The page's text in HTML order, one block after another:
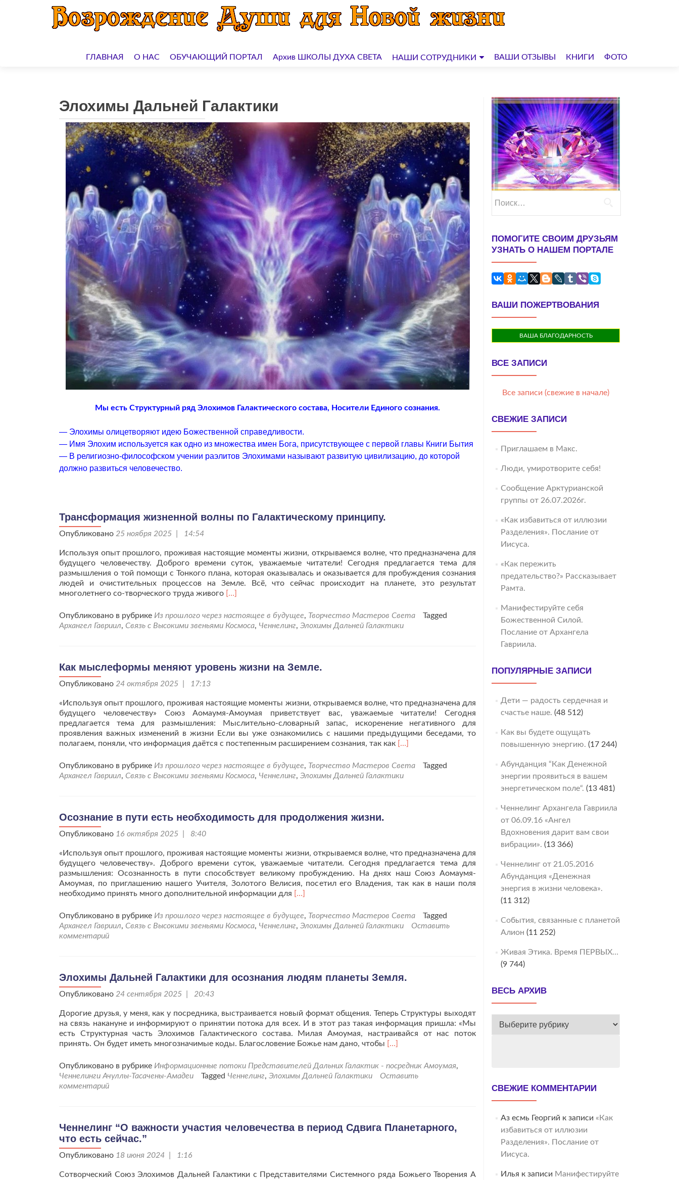
кГЛАВНАЯ О НАС ОБУЧАЮЩИЙ ПОРТАЛ Архив ШКОЛЫ ДУХА СВЕТА НАШИ СОТРУДНИКИ ВАШИ ОТЗЫВЫ КНИГИ ФОТО
Элохимы Дальней Галактики
Мы есть Структурный ряд Элохимов Галактического состава, Носители Единого сознания.
— Элохимы олицетворяют идею Божественной справедливости.
— Имя Элохим используется как одно из множества имен Бога, присутствующее с первой главы Книги Бытия
— В религиозно-философском учении раэлитов Элохимами называют развитую цивилизацию, до которой
должно развиться человечество.
Трансформация жизненной волны по Галактическому принципу.
Опубликовано 25 ноября 2025 | 14:54
Используя опыт прошлого, проживая настоящие моменты жизни, открываемся волне, что предназначена для
будущего человечеству. Доброго времени суток, уважаемые читатели! Сегодня предлагается тема для
размышления о той помощи с Тонкого плана, которая оказывалась и оказывается для пробуждения сознания
людей и очистительных процессов на Земле. Всё, что сейчас происходит на планете, это результат
многолетнего со-творческого труда живого Читать
проТрансформация
жизненной
принципу.
[…]
Опубликовано в рубрике Из прошлого через настоящее в будущее, Творчество Мастеров Света
Tagged
Архангел Гавриил, Связь с Высокими звеньями Космоса, Ченнелинг, Элохимы Дальней Галактики
Как мыслеформы меняют уровень жизни на Земле.
Опубликовано 24 октября 2025 | 17:13
«Используя опыт прошлого, проживая настоящие моменты жизни, открываемся волне, что предназначена для
будущего человечеству» Союз Аомаумя-Амоумая приветствует вас, уважаемые читатели! Сегодня
предлагается тема для размышления: Мыслительно-словарный запас, искоренение негативного для
проявления важных изменений в жизни Если вы уже ознакомились с нашими предыдущими беседами, то
полагаем, поняли, что информация даётся с постепенным расширением сознания, так как Читать
проКак
мыслеформы
[…]
Опубликовано в рубрике Из прошлого через настоящее в будущее, Творчество Мастеров Света
Tagged
Архангел Гавриил, Связь с Высокими звеньями Космоса, Ченнелинг, Элохимы Дальней Галактики
Осознание в пути есть необходимость для продолжения жизни.
Опубликовано 16 октября 2025 | 8:40
«Используя опыт прошлого, проживая настоящие моменты жизни, открываемся волне, что предназначена для
будущего человечеству». Доброго времени суток, уважаемые читатели. Сегодня предлагается тема для
размышления: Осознанность в пути способствует великому пробуждению. На днях наш Союз Аомаумя-
Амоумая, по приглашению нашего Учителя, Золотого Велисия, посетил его Владения, так как в наши поля
необходимо принять много дополнительной информации для Читать
проОсознание
в
продолжения
жизни.
[…]
Опубликовано в рубрике Из прошлого через настоящее в будущее, Творчество Мастеров Света
Tagged
Архангел Гавриил, Связь с Высокими звеньями Космоса, Ченнелинг, Элохимы Дальней Галактики
Оставить
комментарий
Элохимы Дальней Галактики для осознания людям планеты Земля.
Опубликовано 24 сентября 2025 | 20:43
Дорогие друзья, у меня, как у посредника, выстраивается новый формат общения. Теперь Структуры выходят
на связь накануне и информируют о принятии потока для всех. И в этот раз такая информация пришла: «Мы
есть Структурная часть Элохимов Галактического состава. Милая Амоумая, настраивайся от нас поток
принять. Он будет иметь многозначимые коды. Благословение Божье нам дано, чтобы Читать
проЭлохимы
Дальней
планеты
[…]
Опубликовано в рубрике Информационные потоки Представителей Дальних Галактик - посредник Амоумая,
Ченнелинги Ачуллы-Тасачены-Амадеи
Tagged Ченнелинг, Элохимы Дальней Галактики
Оставить
комментарий
Ченнелинг “О важности участия человечества в период Сдвига Планетарного,
что есть сейчас.”
Опубликовано 18 июня 2024 | 1:16
Сотворческий Союз Элохимов Дальней Галактики с Представителями Системного ряда Божьего Творения А
ПОМОГИТЕ СВОИМ ДРУЗЬЯМ
УЗНАТЬ О НАШЕМ ПОРТАЛЕ
ВАШИ ПОЖЕРТВОВАНИЯ
ВАША БЛАГОДАРНОСТЬ
ВСЕ ЗАПИСИ
Все записи (свежие в начале)
СВЕЖИЕ ЗАПИСИ
Приглашаем в Макс.
Люди, умиротворите себя!
Сообщение Арктурианской
группы от 26.07.2026г.
«Как избавиться от иллюзии
Разделения». Послание от
Иисуса.
«Как пережить
предательство?» Рассказывает
Рамта.
Манифестируйте себя
Божественной Силой.
Послание от Архангела
Гавриила.
ПОПУЛЯРНЫЕ ЗАПИСИ
Дети — радость сердечная и
счастье наше. (48 512)
Как вы будете ощущать
повышенную энергию. (17 244)
Абунданция “Как Денежной
энергии проявиться в вашем
энергетическом поле“. (13 481)
Ченнелинг Архангела Гавриила
от 06.09.16 «Ангел
Вдохновения дарит вам свои
вибрации». (13 366)
Ченнелинг от 21.05.2016
Абунданция «Денежная
энергия в жизни человека».
(11 312)
События, связанные с планетой
Алион (11 252)
Живая Этика. Время ПЕРВЫХ…
(9 744)
ВЕСЬ АРХИВ
ВЕСЬ
СВЕЖИЕ КОММЕНТАРИИ
Аз есмь Георгий к записи «Как
избавиться от иллюзии
Разделения». Послание от
Иисуса.
Илья к записи Манифестируйте